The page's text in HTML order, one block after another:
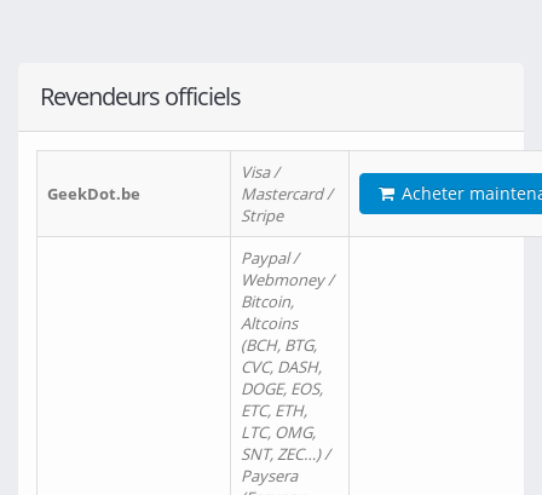
Revendeurs officiels
GeekDot.be
Visa /
Mastercard /
Stripe
Acheter
Paypal /
Webmoney /
Bitcoin,
Altcoins
(BCH, BTG,
CVC, DASH,
DOGE, EOS,
ETC, ETH,
LTC, OMG,
SNT, ZEC…) /
Paysera